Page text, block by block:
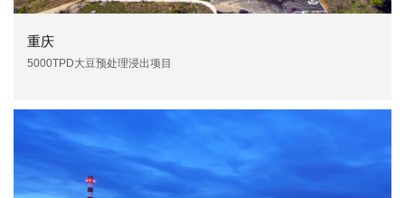
重庆
5000TPD大豆预处理浸出项目